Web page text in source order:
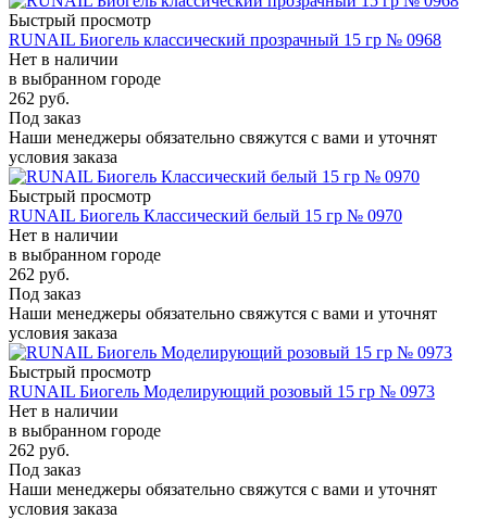
Быстрый просмотр
RUNAIL Биогель классический прозрачный 15 гр № 0968
Нет в наличии
в выбранном городе
262 руб.
Под заказ
Наши менеджеры обязательно свяжутся с вами и уточнят
условия заказа
Быстрый просмотр
RUNAIL Биогель Классический белый 15 гр № 0970
Нет в наличии
в выбранном городе
262 руб.
Под заказ
Наши менеджеры обязательно свяжутся с вами и уточнят
условия заказа
Быстрый просмотр
RUNAIL Биогель Моделирующий розовый 15 гр № 0973
Нет в наличии
в выбранном городе
262 руб.
Под заказ
Наши менеджеры обязательно свяжутся с вами и уточнят
условия заказа